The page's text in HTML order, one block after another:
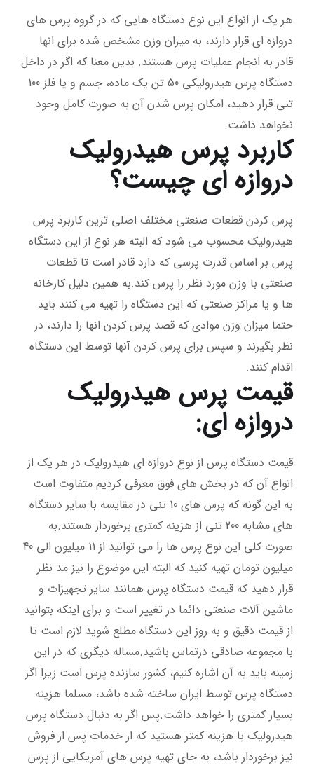
هر یک از انواع این نوع دستگاه هایی که در گروه پرس های
دروازه ای قرار دارند، به میزان وزن مشخص شده برای انها
قادر به انجام عملیات پرس هستند. بدین معنا که اگر در داخل
دستگاه پرس هیدرولیکی 50 تن یک ماده، جسم و یا فلز 100
تنی قرار دهید، امکان پرس شدن آن به صورت کامل وجود
نخواهد داشت.
کاربرد پرس هیدرولیک
دروازه ای چیست؟
پرس کردن قطعات صنعتی مختلف اصلی ترین کاربرد پرس
هیدرولیک محسوب می شود که البته هر نوع از این دستگاه
پرس بر اساس قدرت پرسی که دارد قادر است تا قطعات
صنعتی با وزن مورد نظر را پرس کند.به همین دلیل کارخانه
ها و یا مراکز صنعتی که این دستگاه را تهیه می کنند باید
حتما میزان وزن موادی که قصد پرس کردن انها را دارند، در
نظر بگیرند و سپس برای پرس کردن آنها توسط این دستگاه
اقدام کنند.
قیمت پرس هیدرولیک
دروازه ای:
قیمت دستگاه پرس از نوع دروازه ای هیدرولیک در هر یک از
انواع آن که در بخش های فوق معرفی کردیم متفاوت است
به این گونه که پرس های 10 تنی در مقایسه با سایر دستگاه
های مشابه 200 تنی از هزینه کمتری برخوردار هستند.به
صورت کلی این نوع پرس ها را می توانید از 11 میلیون الی 40
میلیون تومان تهیه کنید که البته این موضوع را نیز مد نظر
قرار دهید که قیمت دستگاه پرس همانند سایر تجهیزات و
ماشین آلات صنعتی دائما در تغییر است و برای اینکه بتوانید
از قیمت دقیق و به روز این دستگاه مطلع شوید لازم است تا
با مجموعه صادقی درتماس باشید.مساله دیگری که در این
زمینه باید به آن اشاره کنیم، کشور سازنده پرس است زیرا اگر
دستگاه پرس توسط ایران ساخته شده باشد، مسلما هزینه
بسیار کمتری را خواهد داشت.پس اگر به دنبال دستگاه پرس
هیدرولیک با هزینه کمتر هستید که از خدمات پس از فروش
نیز برخوردار باشد، به جای تهیه پرس های آمریکایی از پرس